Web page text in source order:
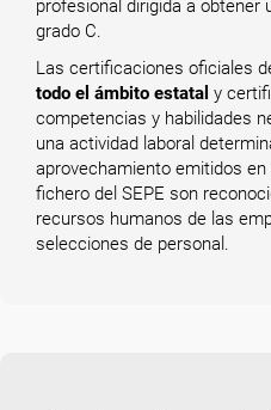
profesional dirigida a obtener
grado C.
Las certificaciones oficiales
todo el ámbito estatal y
competencias y habilidades
una actividad laboral
aprovechamiento emitidos
fichero del SEPE son
recursos humanos de las
selecciones de personal.